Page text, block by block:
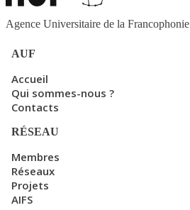
Agence Universitaire de la Francophonie
AUF
Accueil
Qui sommes-nous ?
Contacts
RÉSEAU
Membres
Réseaux
Projets
AIFS